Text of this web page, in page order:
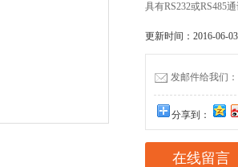
具有RS232或RS485
更新时间：2016-06-03
发邮件给我们
分享到：
在线留言